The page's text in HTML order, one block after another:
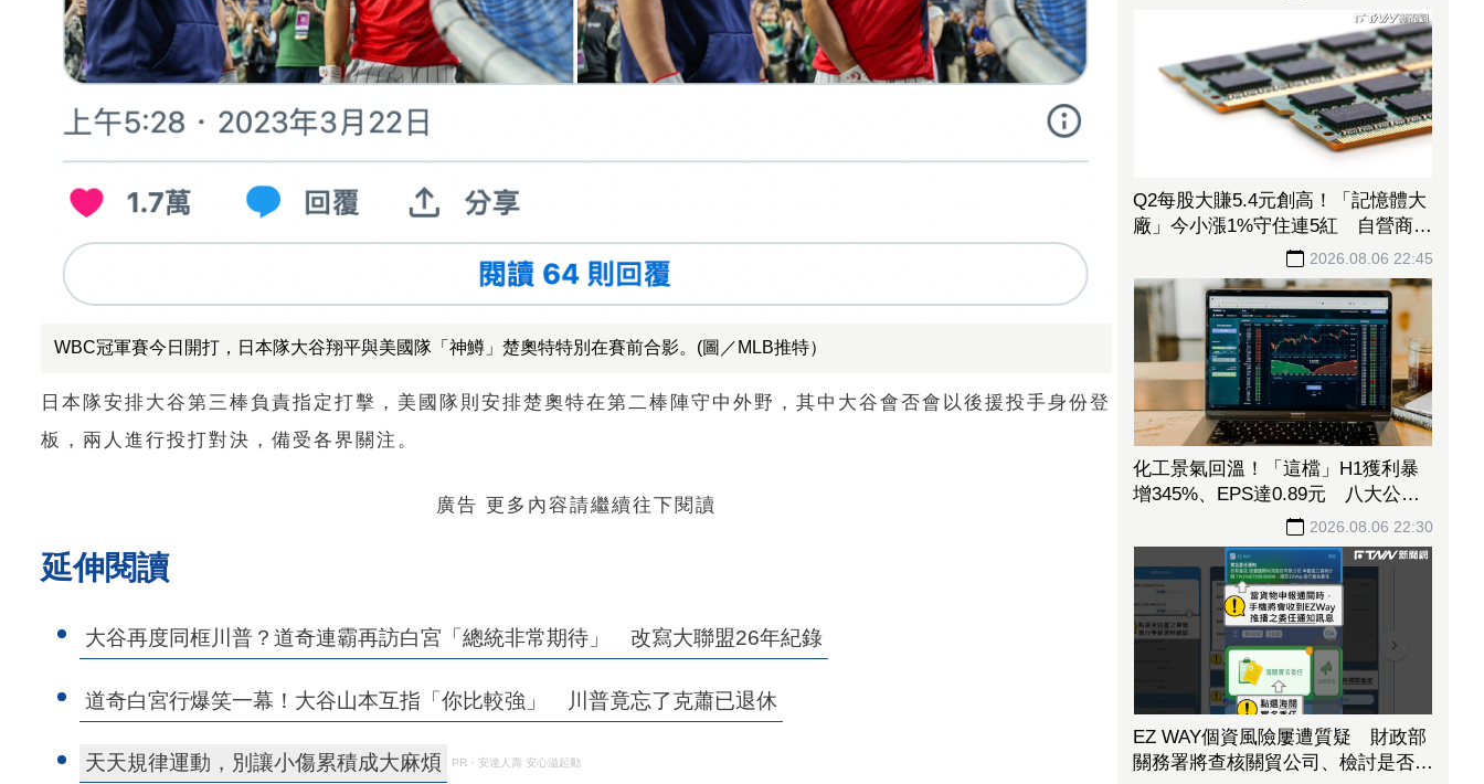
WBC冠軍賽今日開打，日本隊大谷翔平與美國隊「神鱒」楚奧特特別在賽前合影。(圖／MLB推特）
日本隊安排大谷第三棒負責指定打擊，美國隊則安排楚奧特在第二棒陣守中外野，其中大谷會否會以後援投手身份登
板，兩人進行投打對決，備受各界關注。
廣告 更多內容請繼續往下閱讀
延伸閱讀
大谷再度同框川普？道奇連霸再訪白宮「總統非常期待」 改寫大聯盟26年紀錄
道奇白宮行爆笑一幕！大谷山本互指「你比較強」 川普竟忘了克蕭已退休
天天規律運動，別讓小傷累積成大麻煩 PR・安達人壽 安心溢起動
Q2每股大賺5.4元創高！「記憶體大
廠」今小漲1%守住連5紅 自營商卻
脫手449張、抱回7549萬元2026.08.06 22:45
化工景氣回溫！「這檔」H1獲利暴
增345%、EPS達0.89元 八大公股
2026.08.06 22:30
EZ WAY個資風險屢遭質疑 財政部
關務署將查核關貿公司、檢討是否統